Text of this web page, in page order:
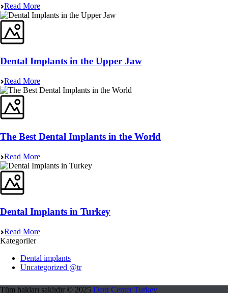
Read More
Dental Implants in the Upper Jaw
Read More
The Best Dental Implants in the World
Read More
Dental Implants in Turkey
Read More
Kategoriler
Dental implants
Uncategorized @tr
Tüm hakları saklıdır © 2025 Dent Center Turkey